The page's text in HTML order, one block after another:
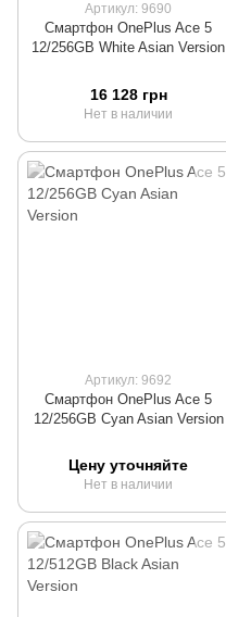
Артикул: 9690
Смартфон OnePlus Ace 5
12/256GB White Asian Version
16 128 грн
Нет в наличии
Артикул: 9692
Смартфон OnePlus Ace 5
12/256GB Cyan Asian Version
Цену уточняйте
Нет в наличии